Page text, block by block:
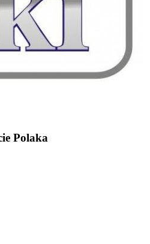
Polaka